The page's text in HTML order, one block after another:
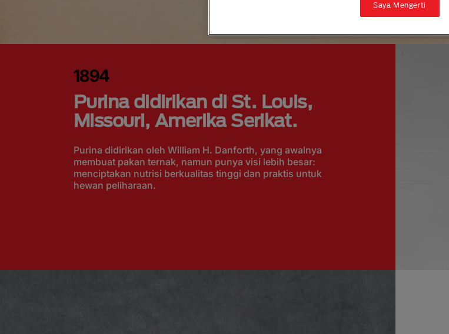
1894
Purina didirikan di St. Louis,
Missouri, Amerika Serikat.
Purina didirikan oleh William H. Danforth, yang awalnya
membuat pakan ternak, namun punya visi lebih besar:
menciptakan nutrisi berkualitas tinggi dan praktis untuk
hewan peliharaan.
Saya Mengerti